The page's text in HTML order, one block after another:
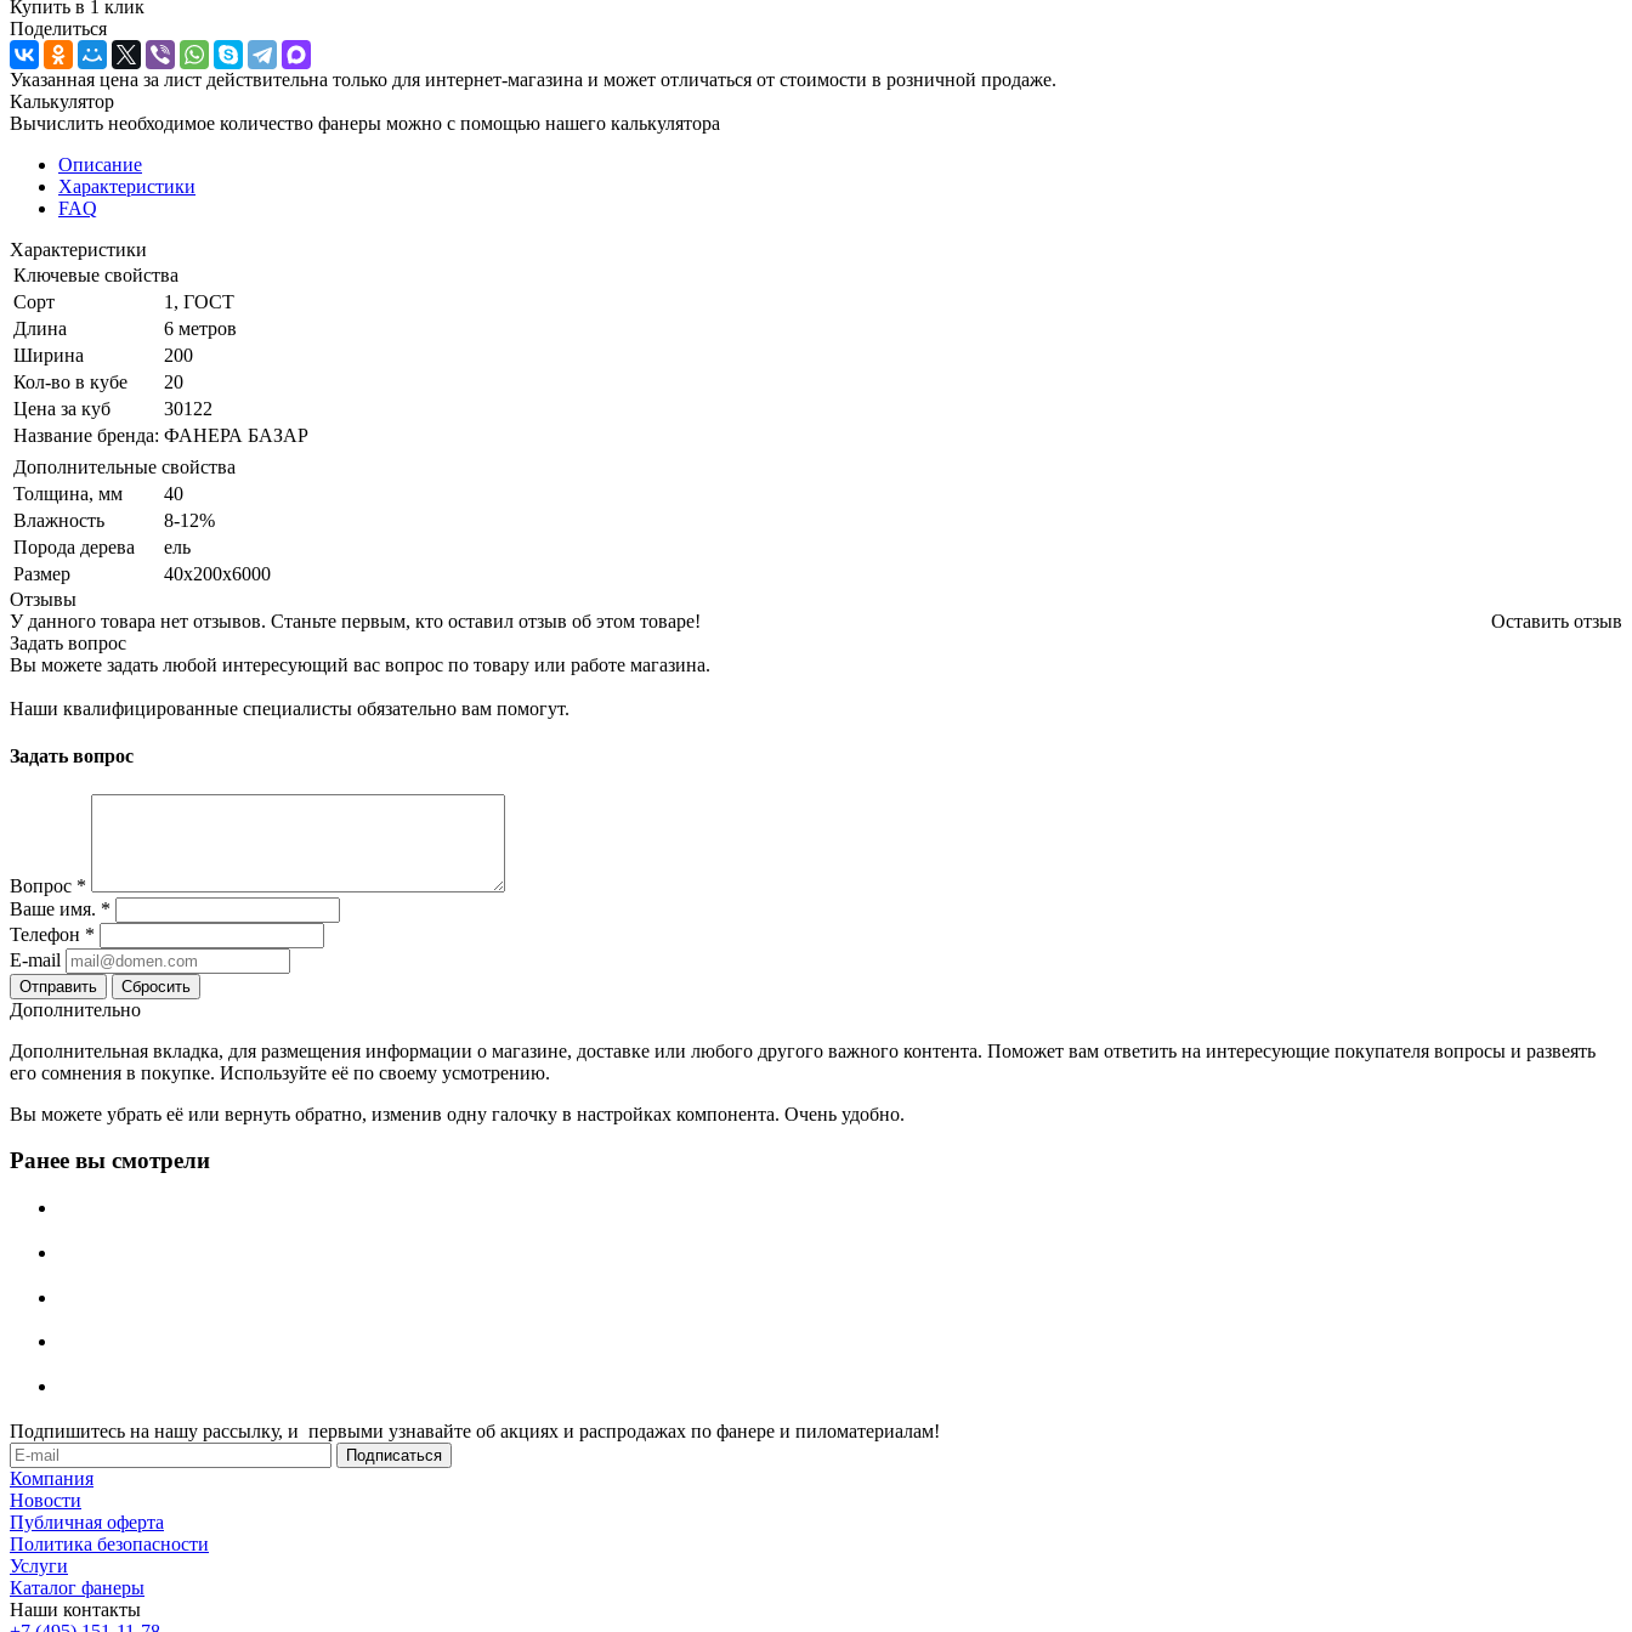
Купить в 1 клик
Поделиться
Указанная цена за лист действительна только для интернет-магазина и может отличаться от стоимости в розничной продаже.
Калькулятор
Вычислить необходимое количество фанеры можно с помощью нашего калькулятора
Описание
Характеристики
FAQ
Характеристики
Ключевые свойства
Сорт
1, ГОСТ
Длина
6 метров
Ширина
200
Кол-во в кубе
20
Цена за куб
30122
Название бренда: ФАНЕРА БАЗАР
Дополнительные свойства
Толщина, мм
40
Влажность
8-12%
Порода дерева
ель
Размер
40х200х6000
Отзывы
Оставить отзыв
У данного товара нет отзывов. Станьте первым, кто оставил отзыв об этом товаре!
Задать вопрос
Вы можете задать любой интересующий вас вопрос по товару или работе магазина.
Наши квалифицированные специалисты обязательно вам помогут.
Задать вопрос
Вопрос *
Ваше имя. *
Телефон *
E-mail
Сбросить
Дополнительно
Дополнительная вкладка, для размещения информации о магазине, доставке или любого другого важного контента. Поможет вам ответить на интересующие покупателя вопросы и развеять
его сомнения в покупке. Используйте её по своему усмотрению.
Вы можете убрать её или вернуть обратно, изменив одну галочку в настройках компонента. Очень удобно.
Ранее вы смотрели
Подпишитесь на нашу рассылку, и первыми узнавайте об акциях и распродажах по фанере и пиломатериалам!
Компания
Новости
Публичная оферта
Политика безопасности
Услуги
Каталог фанеры
Наши контакты